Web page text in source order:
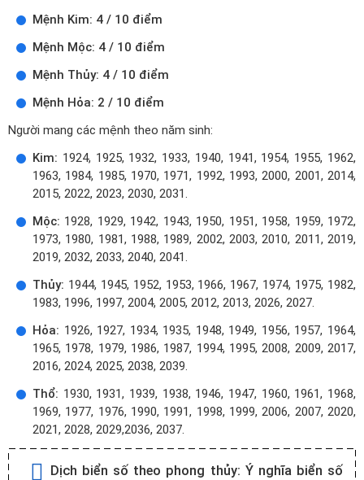
Mệnh Kim: 4 / 10 điểm
Mệnh Mộc: 4 / 10 điểm
Mệnh Thủy: 4 / 10 điểm
Mệnh Hỏa: 2 / 10 điểm
Người mang các mệnh theo năm sinh:
Kim: 1924, 1925, 1932, 1933, 1940, 1941, 1954, 1955, 1962,
1963, 1984, 1985, 1970, 1971, 1992, 1993, 2000, 2001, 2014,
2015, 2022, 2023, 2030, 2031.
Mộc: 1928, 1929, 1942, 1943, 1950, 1951, 1958, 1959, 1972,
1973, 1980, 1981, 1988, 1989, 2002, 2003, 2010, 2011, 2019,
2019, 2032, 2033, 2040, 2041.
Thủy: 1944, 1945, 1952, 1953, 1966, 1967, 1974, 1975, 1982,
1983, 1996, 1997, 2004, 2005, 2012, 2013, 2026, 2027.
Hỏa: 1926, 1927, 1934, 1935, 1948, 1949, 1956, 1957, 1964,
1965, 1978, 1979, 1986, 1987, 1994, 1995, 2008, 2009, 2017,
2016, 2024, 2025, 2038, 2039.
Thổ: 1930, 1931, 1939, 1938, 1946, 1947, 1960, 1961, 1968,
1969, 1977, 1976, 1990, 1991, 1998, 1999, 2006, 2007, 2020,
2021, 2028, 2029,2036, 2037.
Dịch biển số theo phong thủy: Ý nghĩa biển số